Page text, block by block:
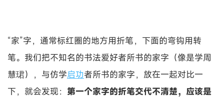
“家”字，通常标红圈的地方用折笔，下面的弯钩用转
笔。我们把不知名的书法爱好者所书的家字（像是学周
慧珺），与仿学启功者所书的家字，放在一起对比一
下，就会发现： 第一个家字的折笔交代不清楚，应该是